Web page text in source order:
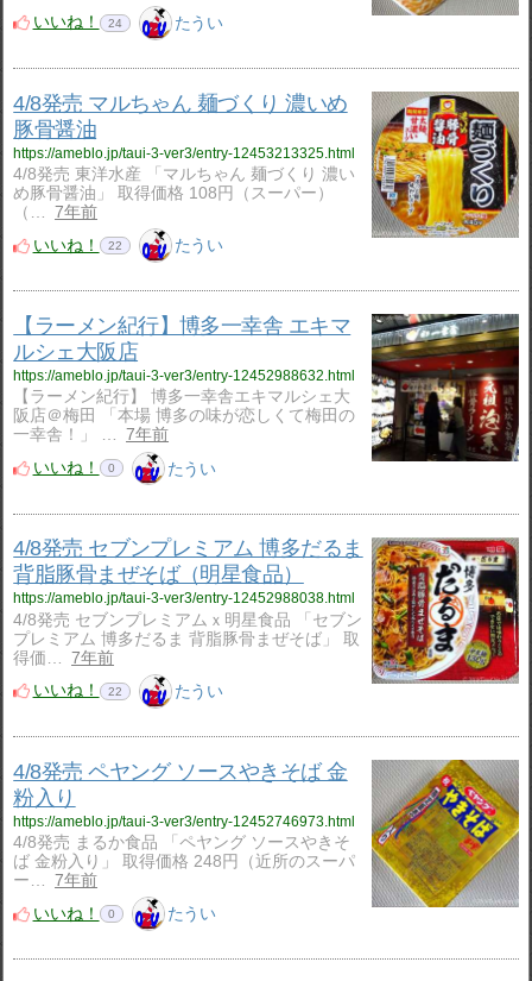
いいね！
24 たうい
4/8発売 マルちゃん 麺づくり 濃いめ
豚骨醤油
https://ameblo.jp/taui-3-ver3/entry-12453213325.html
4/8発売 東洋水産 「マルちゃん 麺づくり 濃い
め豚骨醤油」 取得価格 108円（スーパー）
（…
7年前
いいね！
22 たうい
【ラーメン紀行】博多一幸舎 エキマ
ルシェ大阪店
https://ameblo.jp/taui-3-ver3/entry-12452988632.html
【ラーメン紀行】 博多一幸舎エキマルシェ大
阪店＠梅田 「本場 博多の味が恋しくて梅田の
一幸舎！」 …
7年前
いいね！
0 たうい
4/8発売 セブンプレミアム 博多だるま
背脂豚骨まぜそば（明星食品）
https://ameblo.jp/taui-3-ver3/entry-12452988038.html
4/8発売 セブンプレミアムｘ明星食品 「セブン
プレミアム 博多だるま 背脂豚骨まぜそば」 取
得価…
7年前
いいね！
22 たうい
4/8発売 ペヤング ソースやきそば 金
粉入り
https://ameblo.jp/taui-3-ver3/entry-12452746973.html
4/8発売 まるか食品 「ペヤング ソースやきそ
ば 金粉入り」 取得価格 248円（近所のスーパ
ー…
7年前
いいね！
0 たうい